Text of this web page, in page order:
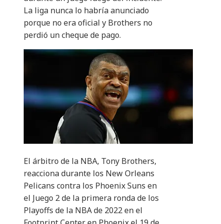
La liga nunca lo habría anunciado
porque no era oficial y Brothers no
perdió un cheque de pago.
El árbitro de la NBA, Tony Brothers,
reacciona durante los New Orleans
Pelicans contra los Phoenix Suns en
el Juego 2 de la primera ronda de los
Playoffs de la NBA de 2022 en el